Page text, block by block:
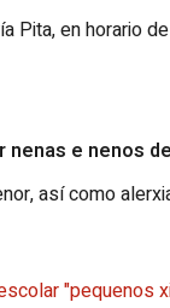
Pita, en horario
nenas e nenos
así como
"pequenos